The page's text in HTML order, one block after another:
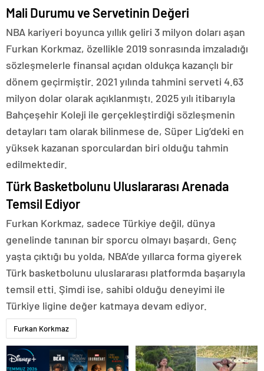
Mali Durumu ve Servetinin Değeri
NBA kariyeri boyunca yıllık geliri 3 milyon doları aşan
Furkan Korkmaz, özellikle 2019 sonrasında imzaladığı
sözleşmelerle finansal açıdan oldukça kazançlı bir
dönem geçirmiştir. 2021 yılında tahmini serveti 4.63
milyon dolar olarak açıklanmıştı. 2025 yılı itibarıyla
Bahçeşehir Koleji ile gerçekleştirdiği sözleşmenin
detayları tam olarak bilinmese de, Süper Lig’deki en
yüksek kazanan sporculardan biri olduğu tahmin
edilmektedir.
Türk Basketbolunu Uluslararası Arenada
Temsil Ediyor
Furkan Korkmaz, sadece Türkiye değil, dünya
genelinde tanınan bir sporcu olmayı başardı. Genç
yaşta çıktığı bu yolda, NBA’de yıllarca forma giyerek
Türk basketbolunu uluslararası platformda başarıyla
temsil etti. Şimdi ise, sahibi olduğu deneyimi ile
Türkiye ligine değer katmaya devam ediyor.
Furkan Korkmaz